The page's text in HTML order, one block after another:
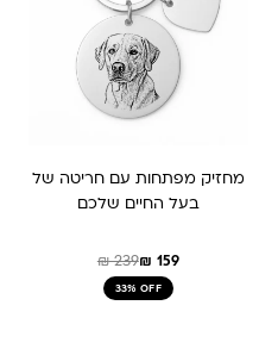
מחזיק מפתחות עם חריטה של
בעל החיים שלכם
₪239₪ 159
33% OFF